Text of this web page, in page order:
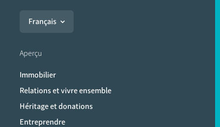
Français
Aperçu
Immobilier
Relations et vivre ensemble
Héritage et donations
Entreprendre